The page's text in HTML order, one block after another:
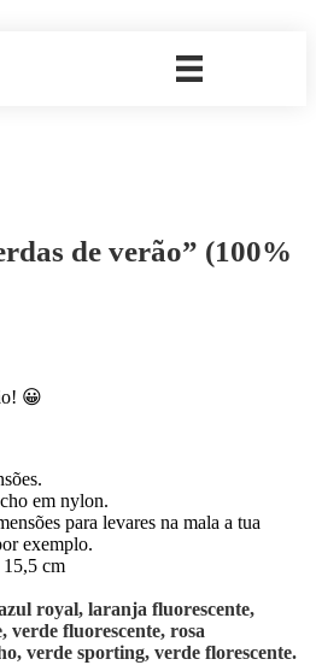
de verão” (100%
😀
em nylon.
para levares na mala a tua
exemplo.
cm
royal, laranja fluorescente,
verde fluorescente, rosa
verde sporting, verde florescente.